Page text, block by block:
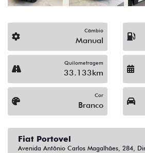
Câmbio
Manual
Quilometragem
33.133km
Cor
Branco
Fiat Portovel
Avenida Antônio Carlos Magalhães, 284,